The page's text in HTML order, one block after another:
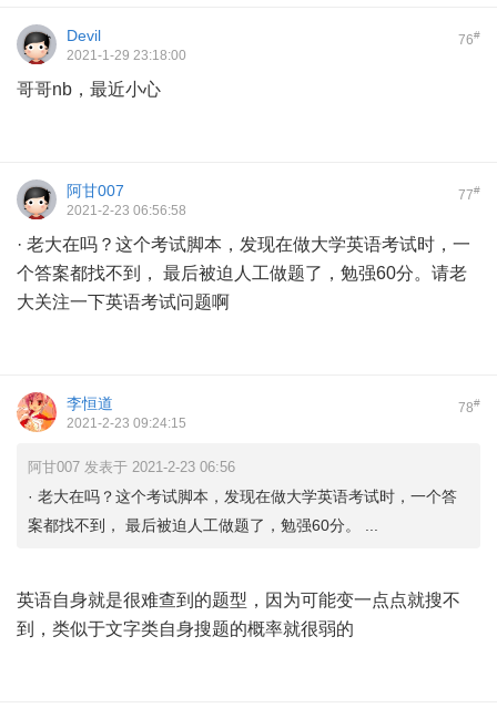
76#
Devil
2021-1-29 23:18:00
哥哥nb，最近小心
77#
阿甘007
2021-2-23 06:56:58
· 老大在吗？这个考试脚本，发现在做大学英语考试时，一
个答案都找不到， 最后被迫人工做题了，勉强60分。请老
大关注一下英语考试问题啊
78#
李恒道
2021-2-23 09:24:15
阿甘007 发表于 2021-2-23 06:56
· 老大在吗？这个考试脚本，发现在做大学英语考试时，一个答
案都找不到， 最后被迫人工做题了，勉强60分。 ...
英语自身就是很难查到的题型，因为可能变一点点就搜不
到，类似于文字类自身搜题的概率就很弱的